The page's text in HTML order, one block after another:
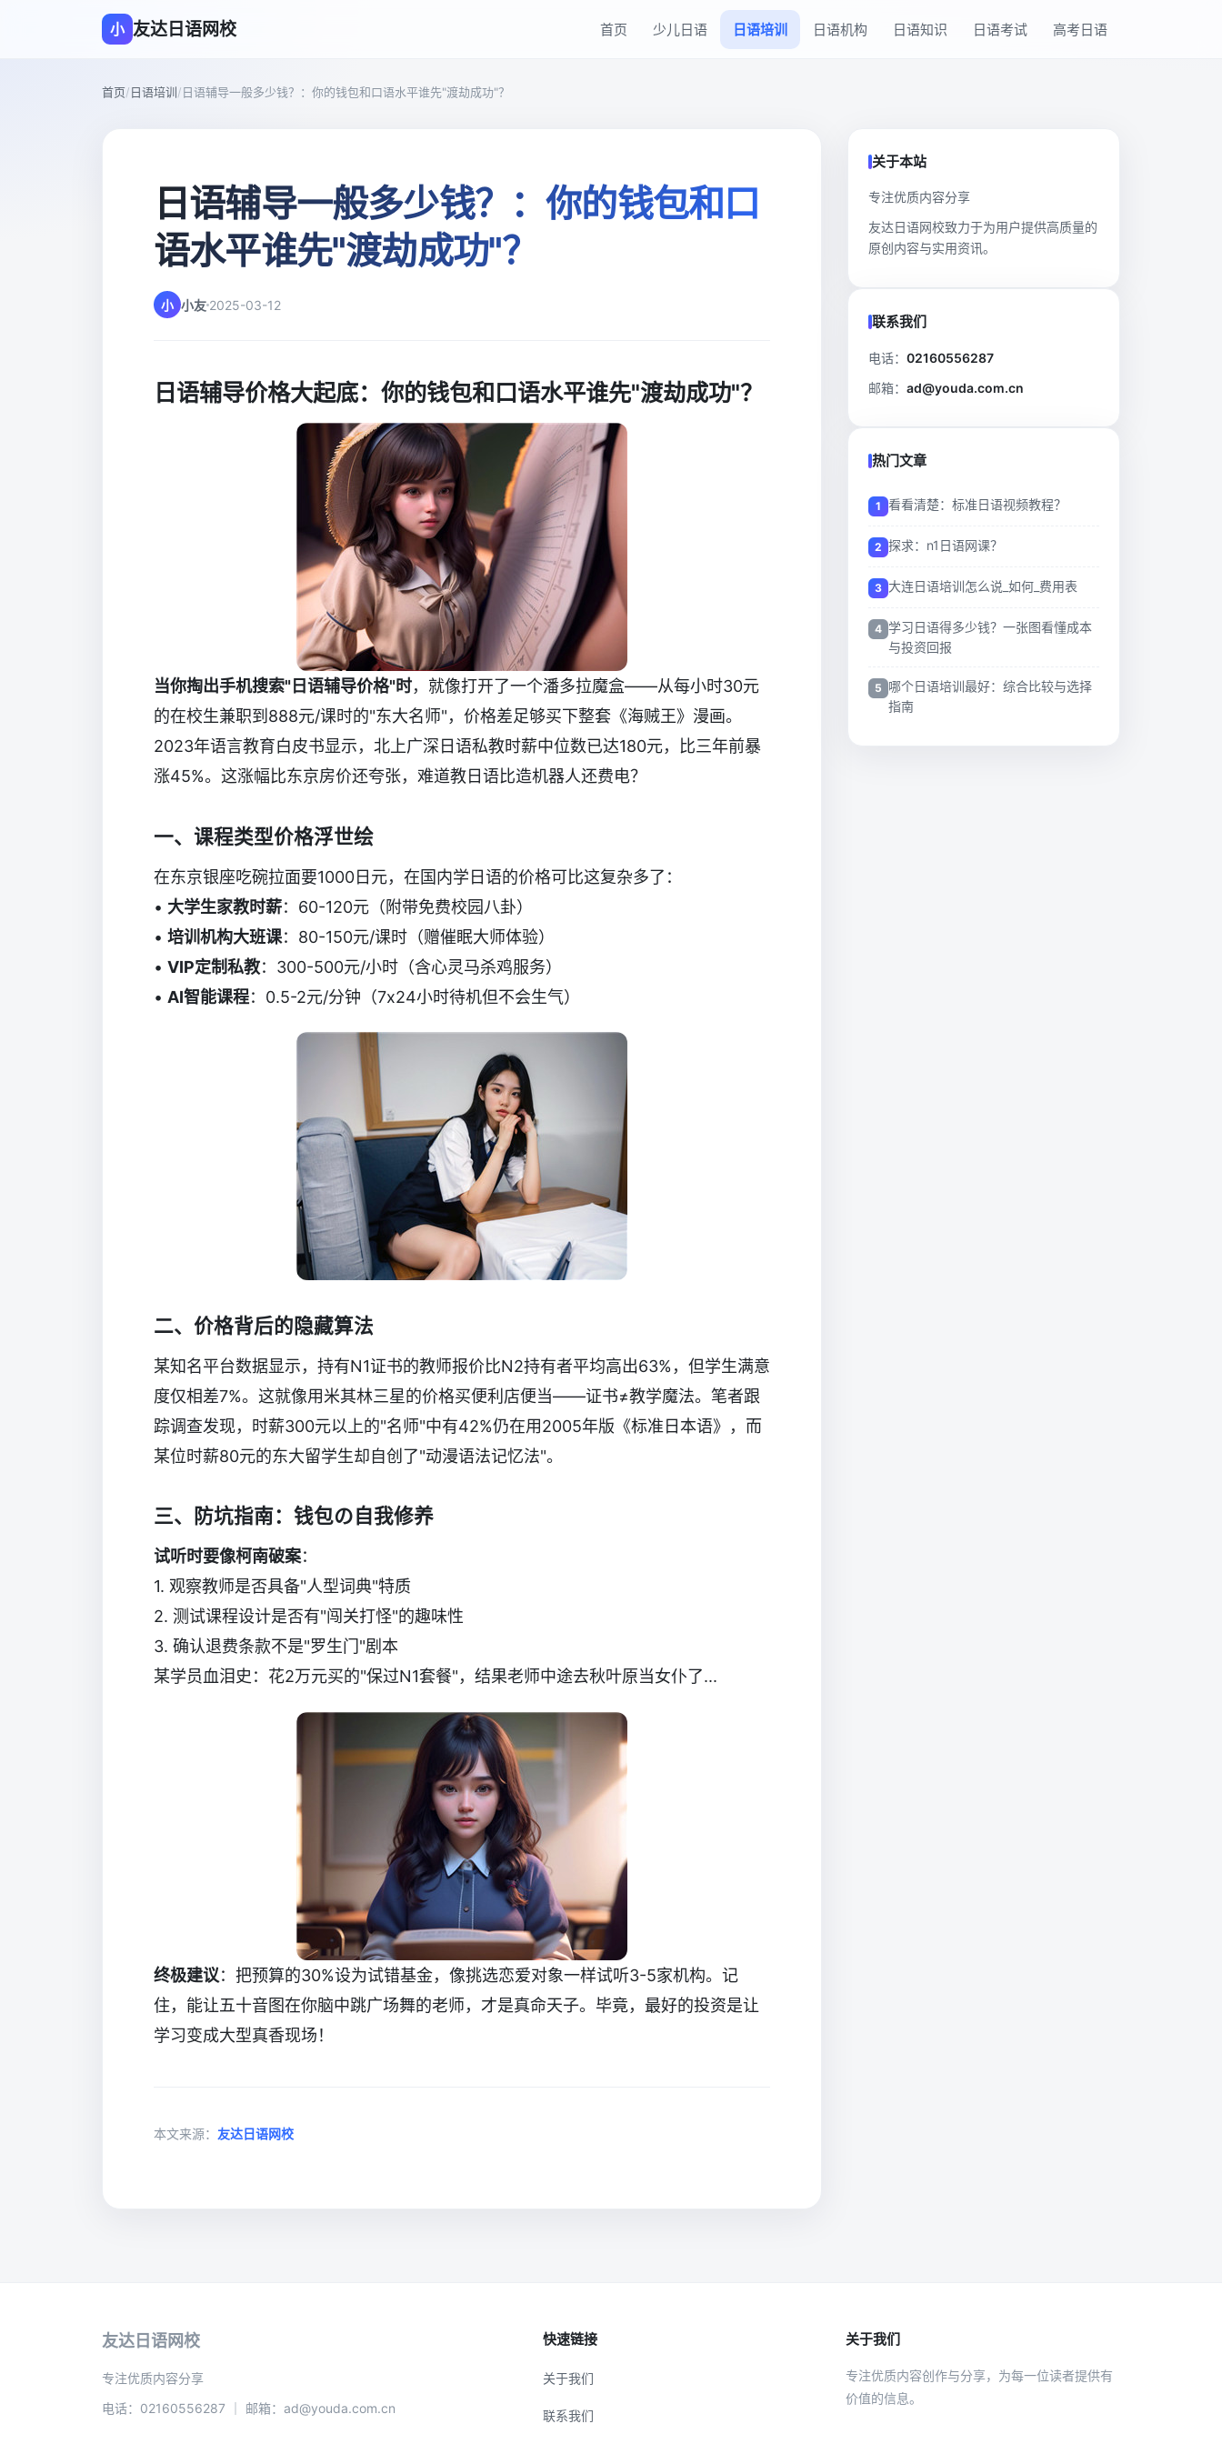
小 友达日语网校 首页 少儿日语 日语培训 日语机构 日语知识 日语考试 高考日语
首页/日语培训/日语辅导一般多少钱？：你的钱包和口语水平谁先"渡劫成功"？
日语辅导一般多少钱？：你的钱包和口
语水平谁先"渡劫成功"？
小 小友 2025-03-12
日语辅导价格大起底：你的钱包和口语水平谁先"渡劫成功"？
当你掏出手机搜索"日语辅导价格"时，就像打开了一个潘多拉魔盒——从每小时30元
的在校生兼职到888元/课时的"东大名师"，价格差足够买下整套《海贼王》漫画。
2023年语言教育白皮书显示，北上广深日语私教时薪中位数已达180元，比三年前暴
涨45%。这涨幅比东京房价还夸张，难道教日语比造机器人还费电？
一、课程类型价格浮世绘
在东京银座吃碗拉面要1000日元，在国内学日语的价格可比这复杂多了：
• 大学生家教时薪：60-120元（附带免费校园八卦）
• 培训机构大班课：80-150元/课时（赠催眠大师体验）
• VIP定制私教：300-500元/小时（含心灵马杀鸡服务）
• AI智能课程：0.5-2元/分钟（7x24小时待机但不会生气）
二、价格背后的隐藏算法
某知名平台数据显示，持有N1证书的教师报价比N2持有者平均高出63%，但学生满意
度仅相差7%。这就像用米其林三星的价格买便利店便当——证书≠教学魔法。笔者跟
踪调查发现，时薪300元以上的"名师"中有42%仍在用2005年版《标准日本语》，而
某位时薪80元的东大留学生却自创了"动漫语法记忆法"。
三、防坑指南：钱包の自我修养
试听时要像柯南破案：
1. 观察教师是否具备"人型词典"特质
2. 测试课程设计是否有"闯关打怪"的趣味性
3. 确认退费条款不是"罗生门"剧本
某学员血泪史：花2万元买的"保过N1套餐"，结果老师中途去秋叶原当女仆了...
终极建议：把预算的30%设为试错基金，像挑选恋爱对象一样试听3-5家机构。记
住，能让五十音图在你脑中跳广场舞的老师，才是真命天子。毕竟，最好的投资是让
学习变成大型真香现场！
本文来源： 友达日语网校
关于本站
专注优质内容分享
友达日语网校致力于为用户提供高质量的
原创内容与实用资讯。
联系我们
电话： 02160556287
邮箱： ad@youda.com.cn
热门文章
看看清楚：标准日语视频教程？
探求：n1日语网课？
大连日语培训怎么说_如何_费用表
学习日语得多少钱？一张图看懂成本
与投资回报
哪个日语培训最好：综合比较与选择
指南
友达日语网校
专注优质内容分享
电话：02160556287 ｜ 邮箱：ad@youda.com.cn
快速链接
关于我们
联系我们
关于我们
专注优质内容创作与分享，为每一位读者提供有
价值的信息。